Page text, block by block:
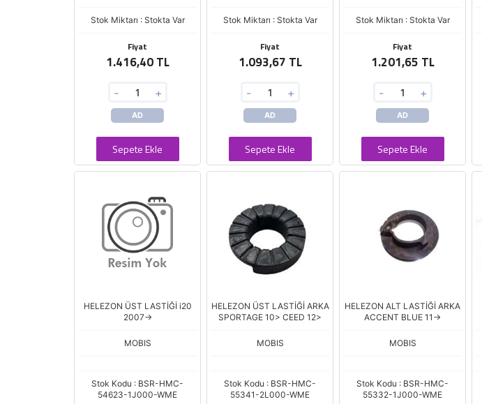
Stok Miktarı : Stokta Var
Fiyat
1.416,40 TL
- +
AD
Sepete Ekle
Stok Miktarı : Stokta Var
Fiyat
1.093,67 TL
- +
AD
Sepete Ekle
Stok Miktarı : Stokta Var
Fiyat
1.201,65 TL
- +
AD
Sepete Ekle
HELEZON ÜST LASTİĞİ i20
2007->
MOBIS
Stok Kodu : BSR-HMC-
54623-1J000-WME
HELEZON ÜST LASTİĞİ ARKA
SPORTAGE 10> CEED 12>
MOBIS
Stok Kodu : BSR-HMC-
55341-2L000-WME
HELEZON ALT LASTİĞİ ARKA
ACCENT BLUE 11->
MOBIS
Stok Kodu : BSR-HMC-
55332-1J000-WME